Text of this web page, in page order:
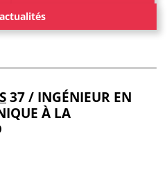
37 / INGÉNIEUR EN
À LA